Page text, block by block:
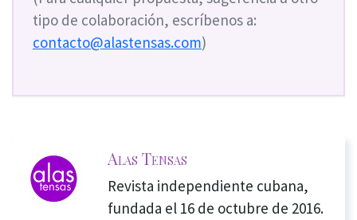
tipo de colaboración, escríbenos a:
contacto@alastensas.com)
Alas Tensas
Revista independiente cubana,
fundada el 16 de octubre de 2016.